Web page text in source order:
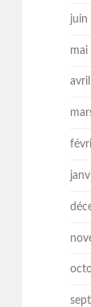
juin
mai